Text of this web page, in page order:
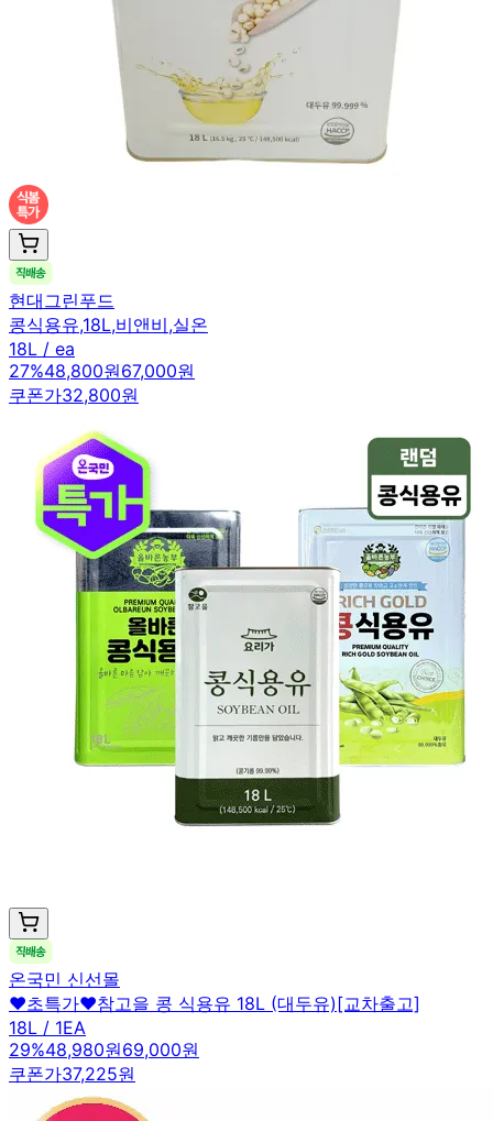
현대그린푸드
콩식용유,18L,비앤비,실온
18L / ea
27%48,800원67,000원
쿠폰가32,800원
온국민 신선몰
❤️초특가❤️참고을 콩 식용유 18L (대두유)[교차출고]
18L / 1EA
29%48,980원69,000원
쿠폰가37,225원